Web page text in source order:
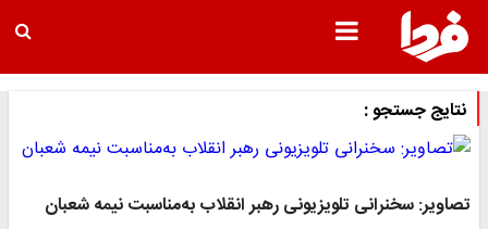
نتایج جستجو :
تصاویر: سخنرانی تلویزیونی رهبر انقلاب به‌مناسبت نیمه شعبان